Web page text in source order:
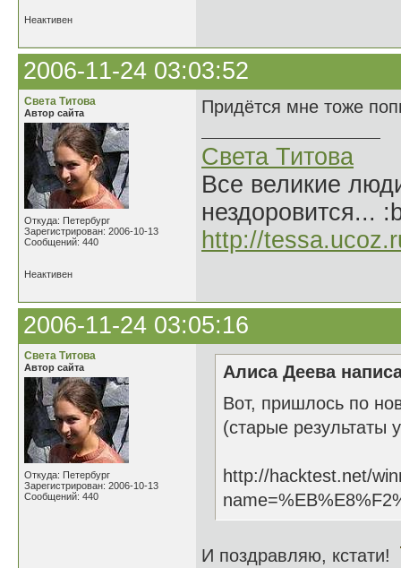
Неактивен
2006-11-24 03:03:52
Света Титова
Автор сайта
Откуда: Петербург
Зарегистрирован: 2006-10-13
Сообщений: 440
Придётся мне тоже
Света Титова
Все великие
нездоровится...
http://
Неактивен
2006-11-24 03:05:16
Света Титова
Автор сайта
Откуда: Петербург
Зарегистрирован: 2006-10-13
Сообщений: 440
Алиса Деева
Вот, пришлось по
(старые результаты
http://hacktest.net/
И поздравляю, кстати!